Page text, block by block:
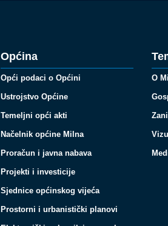
Općina
Opći podaci o Općini
Ustrojstvo Općine
Temeljni opći akti
Načelnik općine Milna
Proračun i javna nabava
Projekti i investicije
Sjednice općinskog vijeća
Prostorni i urbanistički planovi
O